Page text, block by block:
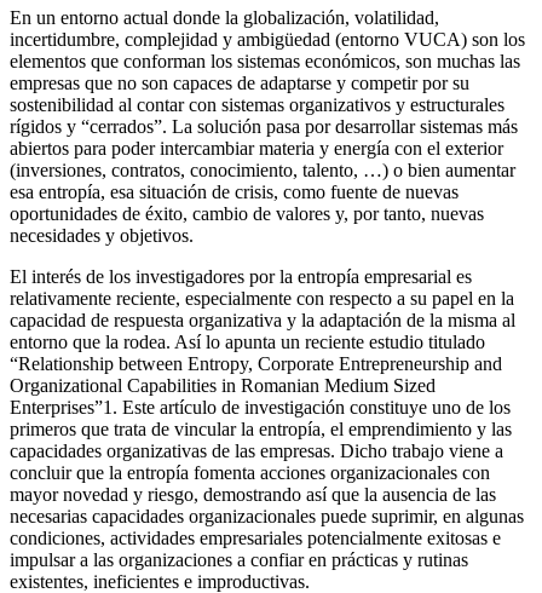
En un entorno actual donde la globalización, volatilidad,
incertidumbre, complejidad y ambigüedad (entorno VUCA) son los
elementos que conforman los sistemas económicos, son muchas las
empresas que no son capaces de adaptarse y competir por su
sostenibilidad al contar con sistemas organizativos y estructurales
rígidos y “cerrados”. La solución pasa por desarrollar sistemas más
abiertos para poder intercambiar materia y energía con el exterior
(inversiones, contratos, conocimiento, talento, …) o bien aumentar
esa entropía, esa situación de crisis, como fuente de nuevas
oportunidades de éxito, cambio de valores y, por tanto, nuevas
necesidades y objetivos.
El interés de los investigadores por la entropía empresarial es
relativamente reciente, especialmente con respecto a su papel en la
capacidad de respuesta organizativa y la adaptación de la misma al
entorno que la rodea. Así lo apunta un reciente estudio titulado
“Relationship between Entropy, Corporate Entrepreneurship and
Organizational Capabilities in Romanian Medium Sized
Enterprises”1. Este artículo de investigación constituye uno de los
primeros que trata de vincular la entropía, el emprendimiento y las
capacidades organizativas de las empresas. Dicho trabajo viene a
concluir que la entropía fomenta acciones organizacionales con
mayor novedad y riesgo, demostrando así que la ausencia de las
necesarias capacidades organizacionales puede suprimir, en algunas
condiciones, actividades empresariales potencialmente exitosas e
impulsar a las organizaciones a confiar en prácticas y rutinas
existentes, ineficientes e improductivas.